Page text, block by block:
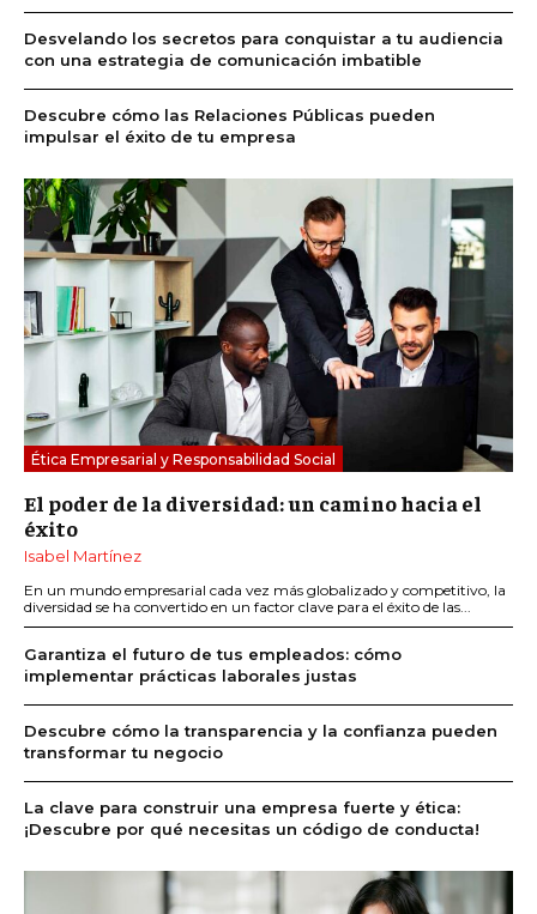
Desvelando los secretos para conquistar a tu audiencia
con una estrategia de comunicación imbatible
Descubre cómo las Relaciones Públicas pueden
impulsar el éxito de tu empresa
Ética Empresarial y Responsabilidad Social
El poder de la diversidad: un camino hacia el
éxito
Isabel Martínez
En un mundo empresarial cada vez más globalizado y competitivo, la
diversidad se ha convertido en un factor clave para el éxito de las...
Garantiza el futuro de tus empleados: cómo
implementar prácticas laborales justas
Descubre cómo la transparencia y la confianza pueden
transformar tu negocio
La clave para construir una empresa fuerte y ética:
¡Descubre por qué necesitas un código de conducta!